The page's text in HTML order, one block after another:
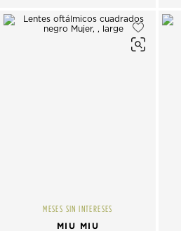
MESES SIN INTERESES
MIU MIU